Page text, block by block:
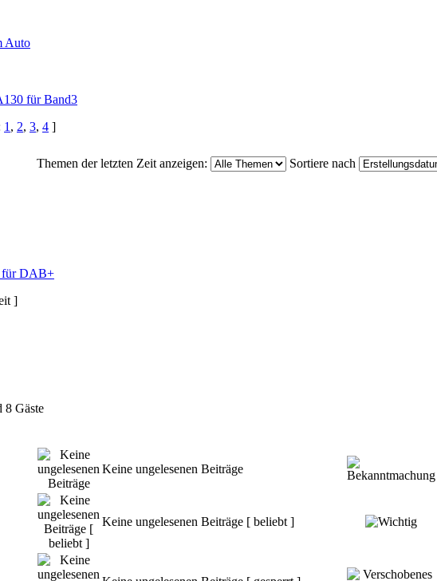
Auto
für Band3
1 , 2, 3, 4 ]
Themen der letzten Zeit anzeigen: Sortiere nach
für DAB+
]
8 Gäste
Keine ungelesenen Beiträge
Keine ungelesenen Beiträge [ beliebt ]